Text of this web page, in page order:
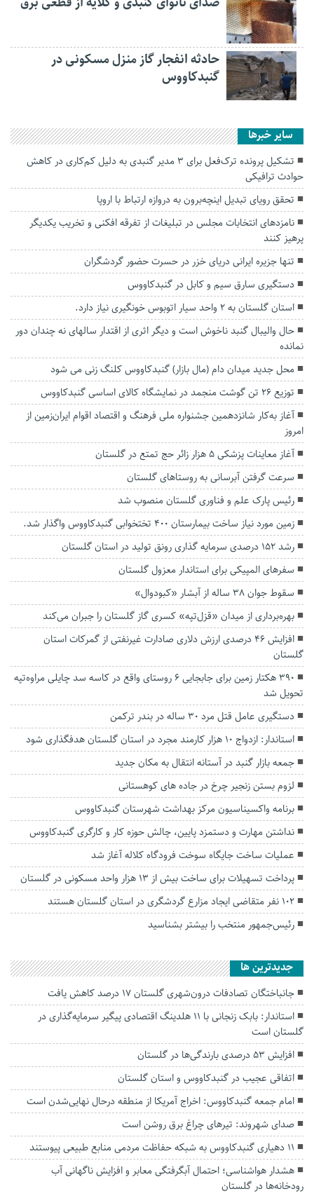
حادثه انفجار گاز منزل مسکونی در
گنبدکاووس
سایر خبرها
تشکیل پرونده ترک‌فعل برای ۳ مدیر گنبدی به دلیل کم‌کاری در کاهش
حوادث ترافیکی
تحقق رویای تبدیل اینچه‌برون به دروازه ارتباط با اروپا
نامزد‌های انتخابات مجلس در تبلیغات از تفرقه افکنی و تخریب یکدیگر
پرهیز کنند
تنها جزیره ایرانی دریای خزر در حسرت حضور گردشگران
دستگیری سارق سیم و کابل در گنبدکاووس
استان گلستان به ۲ واحد سیار اتوبوس خونگیری نیاز دارد.
حال والیبال گنبد ناخوش است و دیگر اثری از اقتدار سالهای نه چندان دور
نمانده
محل جدید میدان دام (مال بازار) گنبدکاووس کلنگ زنی می شود
توزیع ۲۶ تن گوشت منجمد در نمایشگاه کالای اساسی گنبدکاووس
آغاز به‌کار شانزدهمین جشنواره ملی فرهنگ و اقتصاد اقوام ایران‌زمین از
امروز
آغاز معاینات پزشکی ۵ هزار زائر حج تمتع در گلستان
سرعت گرفتن آبرسانی به روستا‌های گلستان
رئیس پارک علم و فناوری گلستان منصوب شد
زمین مورد نیاز ساخت بیمارستان ۴۰۰ تختخوابی گنبدکاووس واگذار شد.
رشد ۱۵۲ درصدی سرمایه گذاری رونق تولید در استان گلستان
سفرهای المپیکی برای استاندار معزول گلستان
سقوط جوان ۳۸ ساله از آبشار «کبودوال»
بهره‌برداری از میدان «قزل‌تپه» کسری گاز گلستان را جبران می‌کند
افزایش ۴۶ درصدی ارزش دلاری صادارت غیرنفتی از گمرکات استان
گلستان
۳۹۰ هکتار زمین برای جابجایی ۶ روستای واقع در کاسه سد چایلی مراوه‌تپه
تحویل شد
دستگیری عامل قتل مرد ۳۰ ساله در بندر ترکمن
استاندار: ازدواج ۱۰ هزار کارمند مجرد در استان گلستان هدفگذاری شود
جمعه بازار گنبد در آستانه انتقال به مکان جدید
لزوم بستن زنجیر چرخ در جاده های کوهستانی
برنامه واکسیناسیون مرکز بهداشت شهرستان گنبدکاووس
نداشتن مهارت و دستمزد پایین، چالش حوزه کار و کارگری گنبدکاووس
عملیات ساخت جایگاه سوخت فرودگاه کلاله آغاز شد
پرداخت تسهیلات برای ساخت بیش از ۱۳ هزار واحد مسکونی در گلستان
۱۰۲ نفر متقاضی ایجاد مزارع گردشگری در استان گلستان هستند
رئیس‌جمهور منتخب را بیشتر بشناسید
جديدترين ها
جانباختگان تصادفات درون‌شهری گلستان ۱۷ درصد کاهش یافت
استاندار: بابک زنجانی با ۱۱ هلدینگ اقتصادی پیگیر سرمایه‌گذاری در
گلستان است
افزایش ۵۳ درصدی بارندگی‌ها در گلستان
اتفاقی عجیب در‌ گنبدکاووس و استان گلستان
امام جمعه گنبدکاووس: اخراج آمریکا از منطقه درحال نهایی‌شدن است
صدای شهروند: تیرهای چراغ برق روشن است
۱۱ دهیاری گنبدکاووس به شبکه حفاظت مردمی منابع طبیعی پیوستند
هشدار هواشناسی؛ احتمال آبگرفتگی معابر و افزایش ناگهانی آب
رودخانه‌ها در گلستان